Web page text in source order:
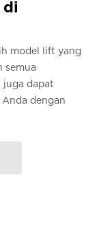
di
model lift yang
semua
juga dapat
dengan